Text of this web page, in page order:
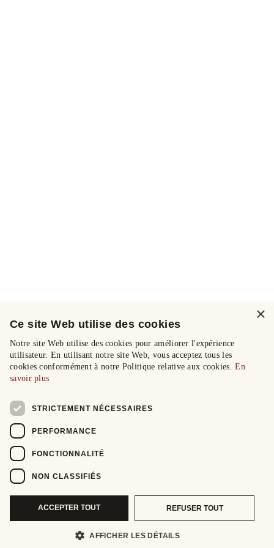
×
Ce site Web utilise des cookies
Notre site Web utilise des cookies pour améliorer l'expérience
utilisateur. En utilisant notre site Web, vous acceptez tous les
cookies conformément à notre Politique relative aux cookies.En
savoir plus
STRICTEMENT NÉCESSAIRES
PERFORMANCE
FONCTIONNALITÉ
NON CLASSIFIÉS
ACCEPTER TOUT REFUSER TOUT
AFFICHER LES DÉTAILS